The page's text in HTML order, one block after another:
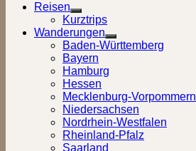
Reisen
Show
sub
menu
Kurztrips
Wanderungen
Show
sub
Baden-Württemberg
Bayern
Hamburg
Hessen
Mecklenburg-Vorpommern
Niedersachsen
Nordrhein-Westfalen
Rheinland-Pfalz
Saarland